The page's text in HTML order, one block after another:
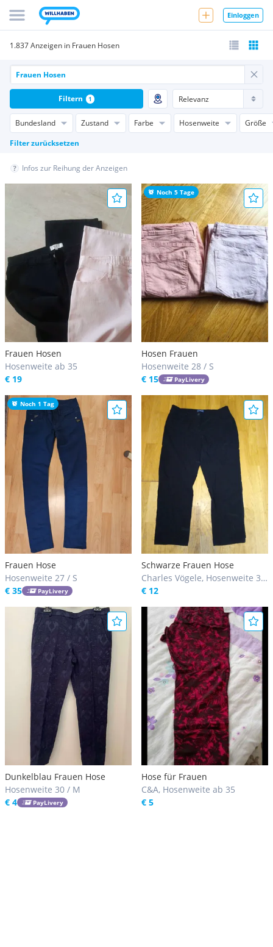
Einloggen
1.837 Anzeigen in Frauen Hosen
Bundesland Zustand Farbe Hosenweite
Größe
Filter zurücksetzen
Filtern 1
Infos zur Reihung der Anzeigen
Frauen Hosen
Hosenweite ab 35
€ 19
Noch 5 Tage
Hosen Frauen
Hosenweite 28 / S
€ 15
PayLivery
Noch 1 Tag
Frauen Hose
Hosenweite 27 / S
€ 35
PayLivery
Schwarze Frauen Hose
Charles Vögele, Hosenweite 30
/ M
€ 12
Dunkelblau Frauen Hose
Hosenweite 30 / M
€ 4
PayLivery
Hose für Frauen
C&A, Hosenweite ab 35
€ 5